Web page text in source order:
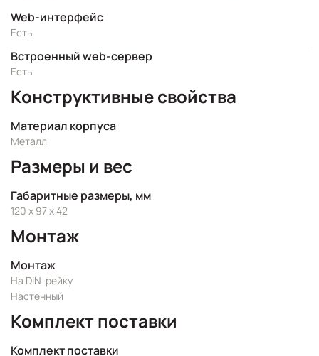
Web-интерфейс
Есть
Встроенный web-сервер
Есть
Конструктивные свойства
Материал корпуса
Металл
Размеры и вес
Габаритные размеры, мм
120 x 97 x 42
Монтаж
Монтаж
На DIN-рейку
Настенный
Комплект поставки
Комплект поставки